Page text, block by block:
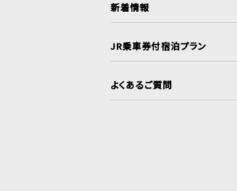
新着情報
JR乗車券付宿泊プラン
よくあるご質問